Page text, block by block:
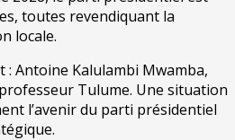
toutes revendiquant la
locale.
: Antoine Kalulambi Mwamba,
Tulume. Une situation
l’avenir du parti présidentiel